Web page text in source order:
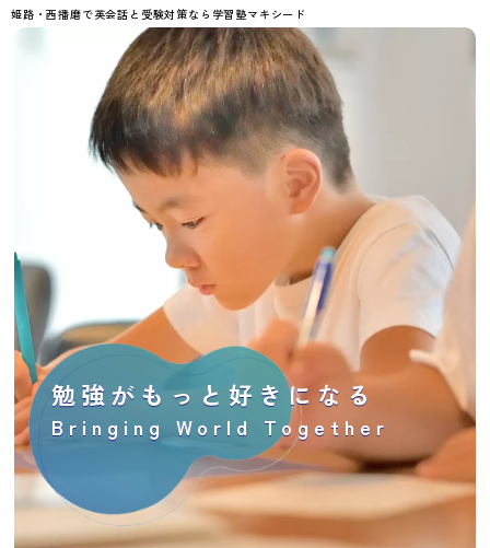
姫路・西播磨で英会話と受験対策なら学習塾マキシード
勉強がもっと好きになる
Bringing World Together